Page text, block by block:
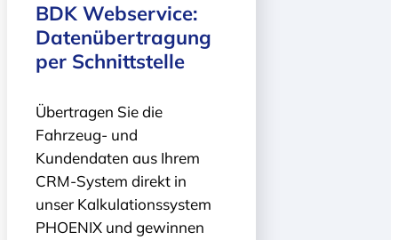
BDK Webservice:
Daten­übertragung
per Schnittstelle
Übertragen Sie die
Fahrzeug- und
Kundendaten aus Ihrem
CRM-System direkt in
unser Kalkulationssystem
PHOENIX und gewinnen